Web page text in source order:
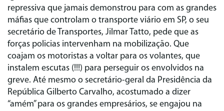
repressiva que jamais demonstrou para com as grandes
máfias que controlam o transporte viário em SP, o seu
secretário de Transportes, Jilmar Tatto, pede que as
forças policias intervenham na mobilização. Que
coajam os motoristas a voltar para os volantes, que
instalem escutas (!!!) para perseguir os envolvidos na
greve. Até mesmo o secretário-geral da Presidência da
República Gilberto Carvalho, acostumado a dizer
“amém” para os grandes empresários, se engajou na